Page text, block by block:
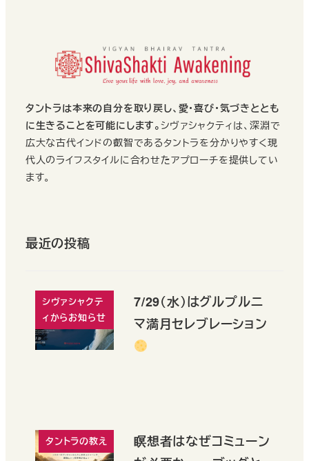
タントラは本来の自分を取り戻し、愛・喜び・気づきととも
に生きることを可能にします。シヴァシャクティは、深淵で
広大な古代インドの叡智であるタントラを分かりやすく現
代人のライフスタイルに合わせたアプローチを提供してい
ます。
最近の投稿
シヴァシャクテ
ィからお知らせ
7/29（水）はグルプルニ
マ満月セレブレーション
タントラの教え
瞑想者はなぜコミューン